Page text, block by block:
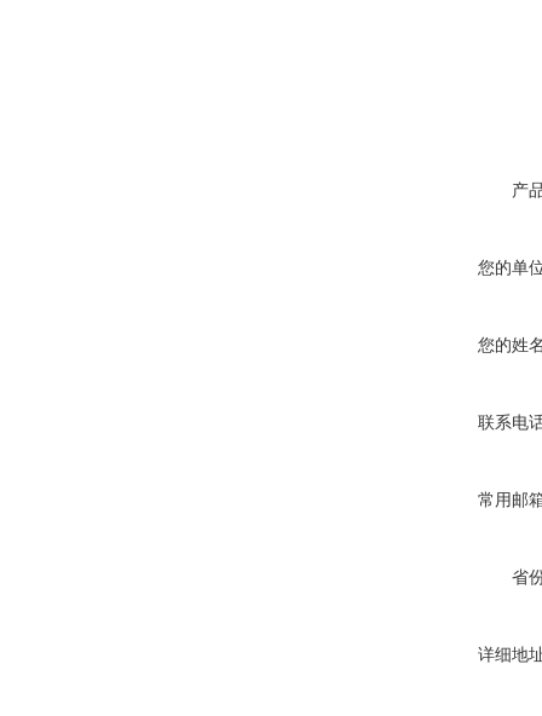
产
您的单
您的姓
联系电
常用邮
省
详细地